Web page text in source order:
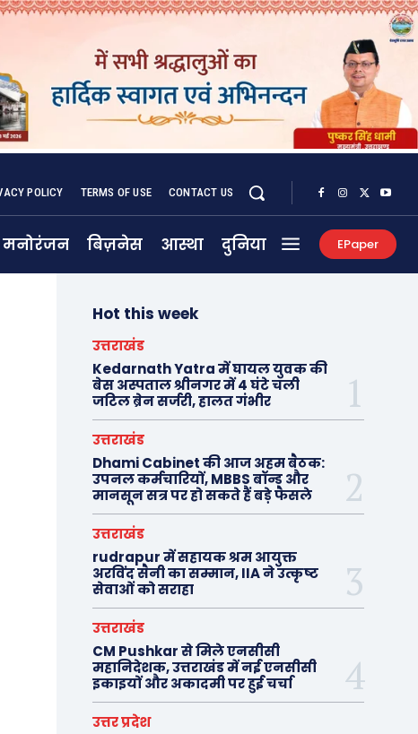
POLICY TERMS OF USE CONTACT US
मनोरंजन बिज़नेस आस्था दुनिया EPaper
Hot this week
उत्तराखंड
Kedarnath Yatra में घायल युवक की
बेस अस्पताल श्रीनगर में 4 घंटे चली
जटिल ब्रेन सर्जरी, हालत गंभीर
उत्तराखंड
Dhami Cabinet की आज अहम बैठक:
उपनल कर्मचारियों, MBBS बॉन्ड और
मानसून सत्र पर हो सकते हैं बड़े फैसले
उत्तराखंड
rudrapur में सहायक श्रम आयुक्त
अरविंद सैनी का सम्मान, IIA ने उत्कृष्ट
सेवाओं को सराहा
उत्तराखंड
CM Pushkar से मिले एनसीसी
महानिदेशक, उत्तराखंड में नई एनसीसी
इकाइयों और अकादमी पर हुई चर्चा
उत्तर प्रदेश